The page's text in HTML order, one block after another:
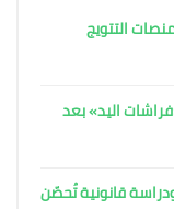
لمنصات التتويج
اليد» بعد
قانونية تُحصّن